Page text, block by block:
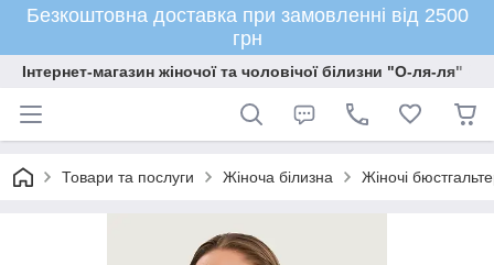
Безкоштовна доставка при замовленні від 2500
грн
Інтернет-магазин жіночої та чоловічої білизни "О-ля-ля"
Товари та послуги Жіноча білизна Жіночі